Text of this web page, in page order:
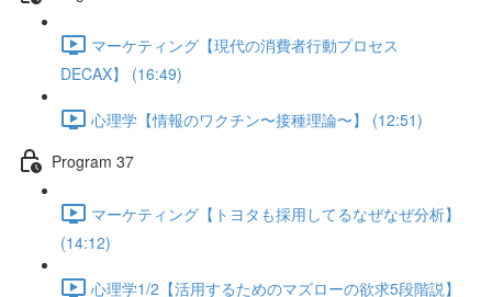
マーケティング【現代の消費者行動プロセス
DECAX】 (16:49)
心理学【情報のワクチン〜接種理論〜】 (12:51)
Program 37
マーケティング【トヨタも採用してるなぜなぜ分析】
(14:12)
心理学1/2【活用するためのマズローの欲求5段階説】